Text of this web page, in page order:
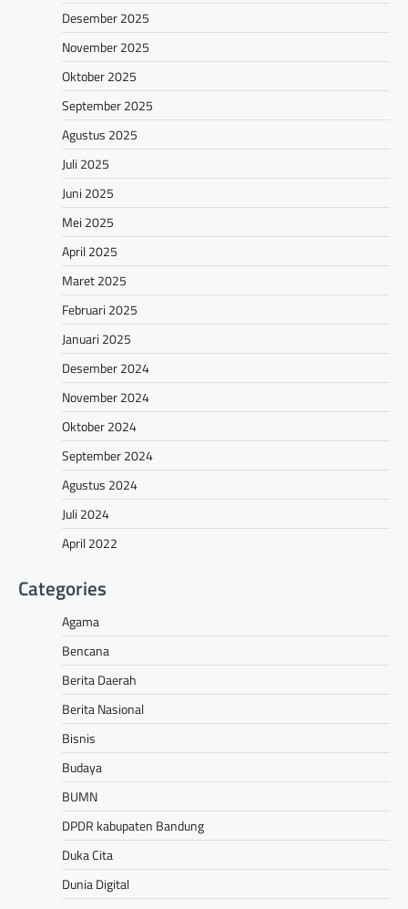
Desember 2025
November 2025
Oktober 2025
September 2025
Agustus 2025
Juli 2025
Juni 2025
Mei 2025
April 2025
Maret 2025
Februari 2025
Januari 2025
Desember 2024
November 2024
Oktober 2024
September 2024
Agustus 2024
Juli 2024
April 2022
Categories
Agama
Bencana
Berita Daerah
Berita Nasional
Bisnis
Budaya
BUMN
DPDR kabupaten Bandung
Duka Cita
Dunia Digital